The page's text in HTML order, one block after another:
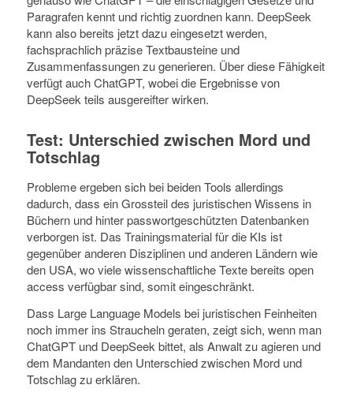
Paragrafen kennt und richtig zuordnen kann. DeepSeek
kann also bereits jetzt dazu eingesetzt werden,
fachsprachlich präzise Textbausteine und
Zusammenfassungen zu generieren. Über diese Fähigkeit
verfügt auch ChatGPT, wobei die Ergebnisse von
DeepSeek teils ausgereifter wirken.
Test: Unterschied zwischen Mord und
Totschlag
Probleme ergeben sich bei beiden Tools allerdings
dadurch, dass ein Grossteil des juristischen Wissens in
Büchern und hinter passwortgeschützten Datenbanken
verborgen ist. Das Trainingsmaterial für die KIs ist
gegenüber anderen Disziplinen und anderen Ländern wie
den USA, wo viele wissenschaftliche Texte bereits open
access verfügbar sind, somit eingeschränkt.
Dass Large Language Models bei juristischen Feinheiten
noch immer ins Straucheln geraten, zeigt sich, wenn man
ChatGPT und DeepSeek bittet, als Anwalt zu agieren und
dem Mandanten den Unterschied zwischen Mord und
Totschlag zu erklären.